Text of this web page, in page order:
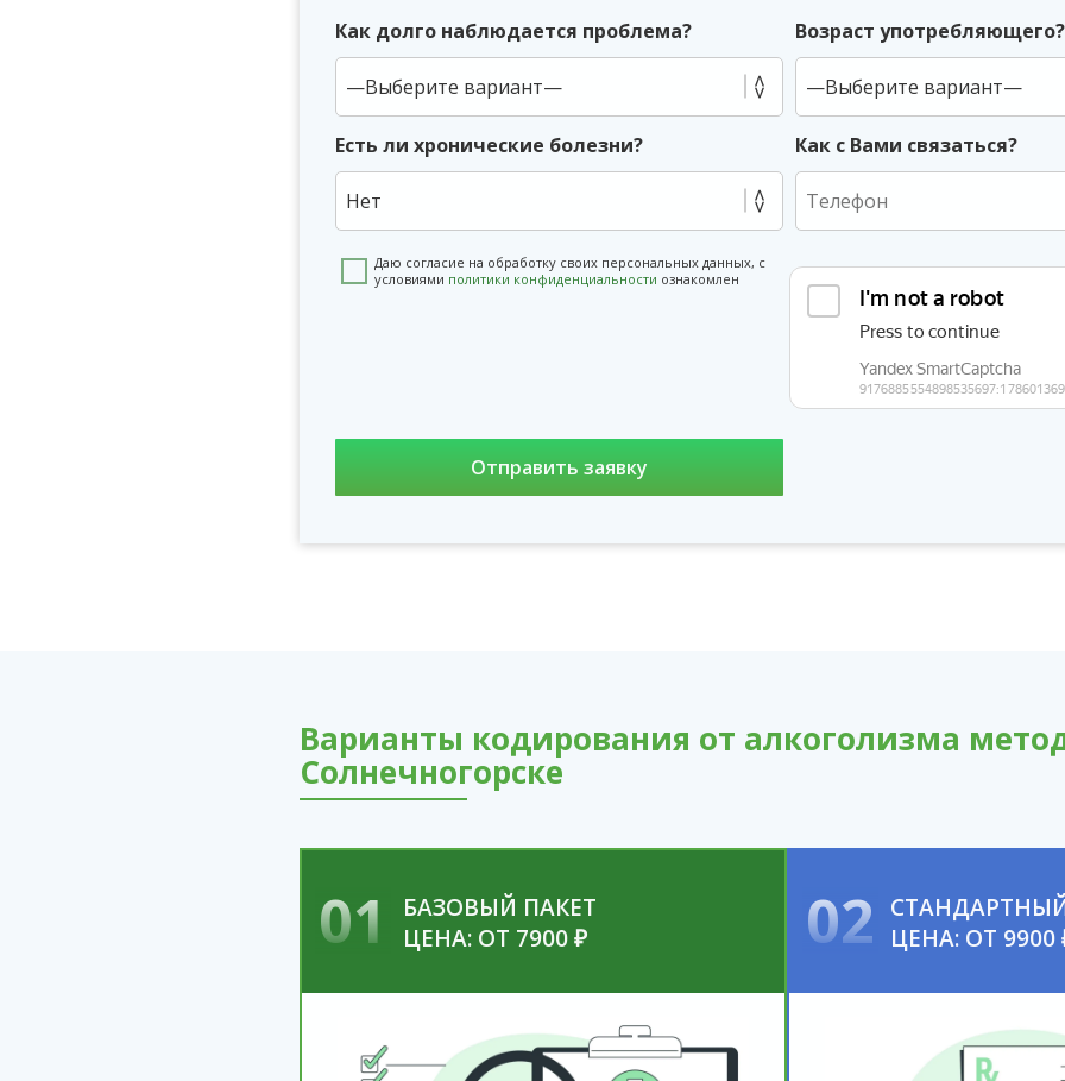
Как долго наблюдается проблема? Возраст употребляющего?
Есть ли хронические болезни?
Нет
Как с Вами связаться?
Даю согласие на обработку своих персональных данных, с
условиями политики конфиденциальности ознакомлен
Варианты кодирования от алкоголизма
Солнечногорске
01
БАЗОВЫЙ ПАКЕТ
ЦЕНА: ОТ 7900 ₽
02
ЦЕНА: ОТ 9900